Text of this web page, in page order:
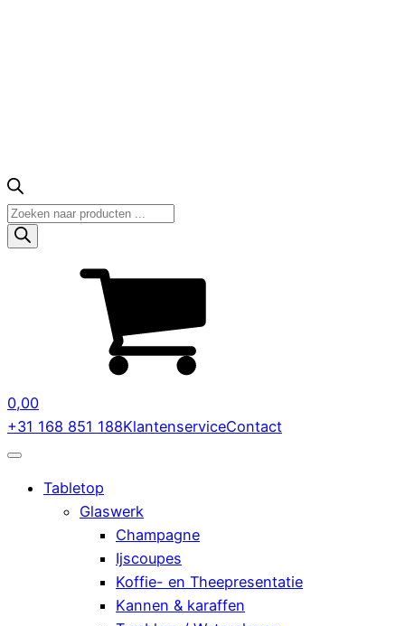
Producten
zoeken
0,00
+31 168 851 188KlantenserviceContact
Tabletop
Glaswerk
Champagne
Ijscoupes
Koffie- en Theepresentatie
Kannen & karaffen